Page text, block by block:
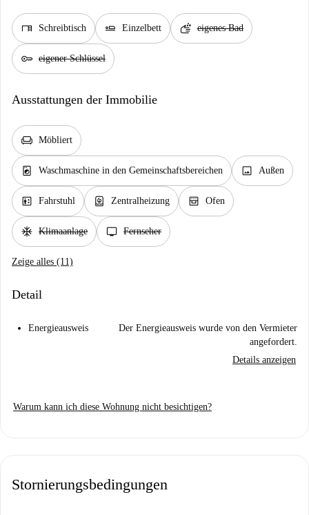
desk Schreibtisch airline_seat_flat Einzelbett soap eigenes Bad
key eigener Schlüssel
Ausstattungen der Immobilie
chair Möbliert
local_laundry_service Waschmaschine in den Gemeinschaftsbereichen image Außen
elevator Fahrstuhl water_heater Zentralheizung oven_gen Ofen
ac_unit Klimaanlage tv Fernseher
Zeige alles (11)
Detail
Energieausweis
Der Energieausweis wurde von den Vermieter
angefordert.
Details anzeigen
Warum kann ich diese Wohnung nicht besichtigen?
Stornierungsbedingungen